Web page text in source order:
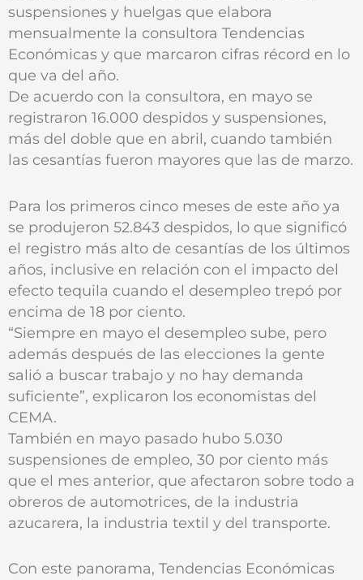
suspensiones y huelgas que elabora
mensualmente la consultora Tendencias
Económicas y que marcaron cifras récord en lo
que va del año.
De acuerdo con la consultora, en mayo se
registraron 16.000 despidos y suspensiones,
más del doble que en abril, cuando también
las cesantías fueron mayores que las de marzo.
Para los primeros cinco meses de este año ya
se produjeron 52.843 despidos, lo que significó
el registro más alto de cesantías de los últimos
años, inclusive en relación con el impacto del
efecto tequila cuando el desempleo trepó por
encima de 18 por ciento.
“Siempre en mayo el desempleo sube, pero
además después de las elecciones la gente
salió a buscar trabajo y no hay demanda
suficiente”, explicaron los economistas del
CEMA.
También en mayo pasado hubo 5.030
suspensiones de empleo, 30 por ciento más
que el mes anterior, que afectaron sobre todo a
obreros de automotrices, de la industria
azucarera, la industria textil y del transporte.
Con este panorama, Tendencias Económicas